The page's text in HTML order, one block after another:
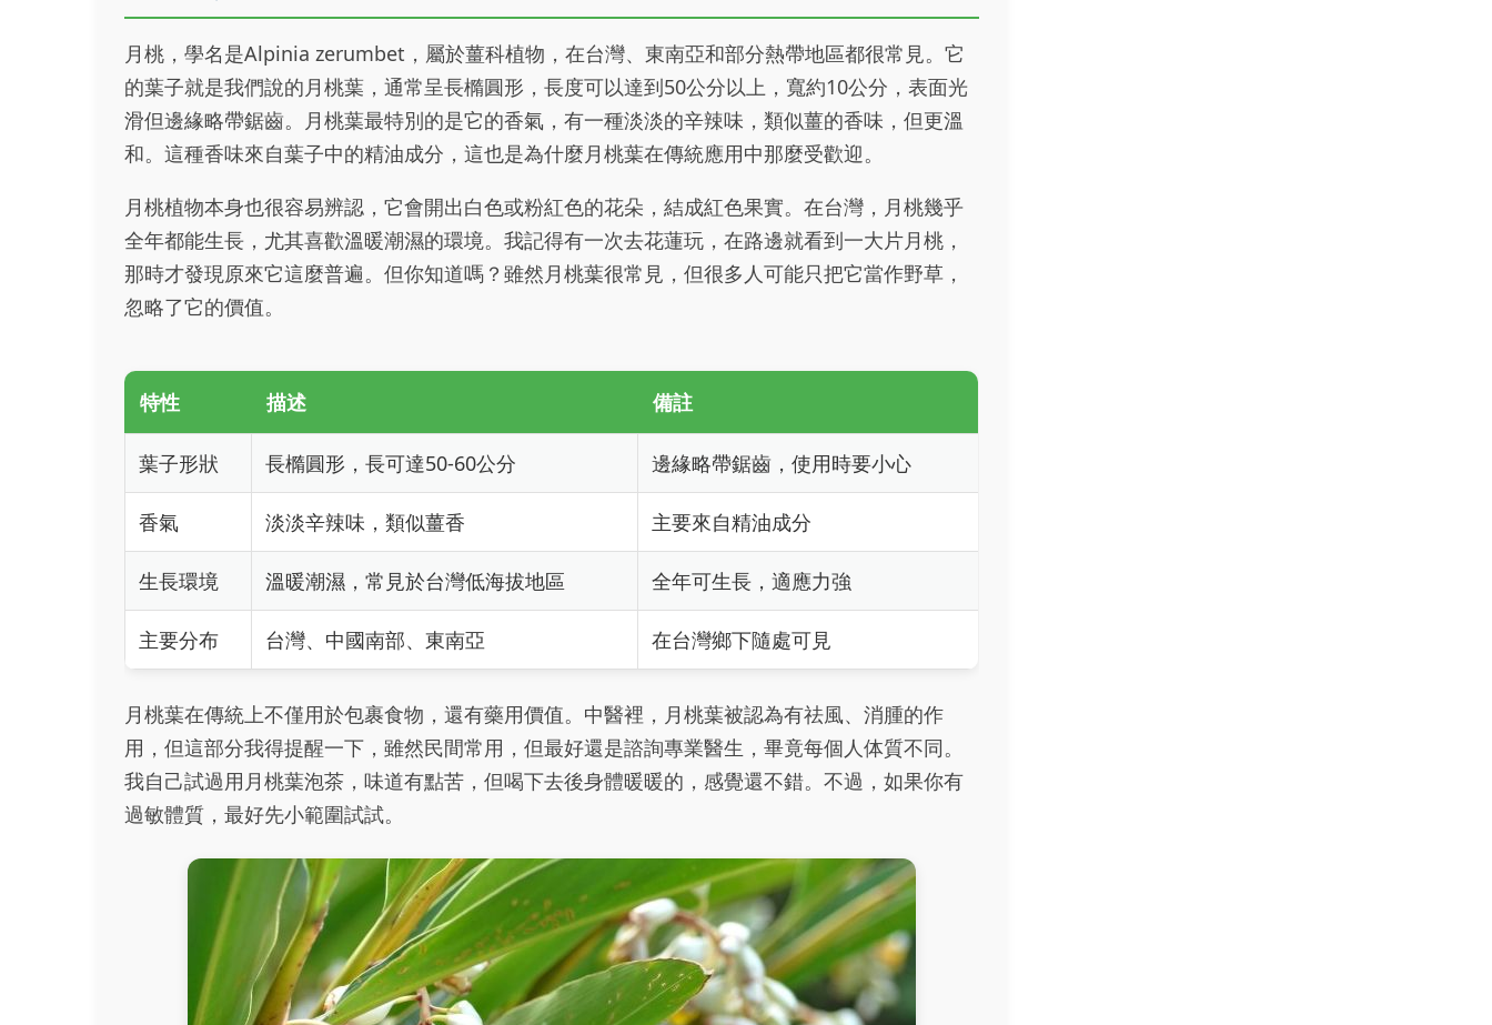
月桃，學名是Alpinia zerumbet，屬於薑科植物，在台灣、東南亞和部分熱帶地區都很常見。它
的葉子就是我們說的月桃葉，通常呈長橢圓形，長度可以達到50公分以上，寬約10公分，表面光
滑但邊緣略帶鋸齒。月桃葉最特別的是它的香氣，有一種淡淡的辛辣味，類似薑的香味，但更溫
和。這種香味來自葉子中的精油成分，這也是為什麼月桃葉在傳統應用中那麼受歡迎。
月桃植物本身也很容易辨認，它會開出白色或粉紅色的花朵，結成紅色果實。在台灣，月桃幾乎
全年都能生長，尤其喜歡溫暖潮濕的環境。我記得有一次去花蓮玩，在路邊就看到一大片月桃，
那時才發現原來它這麼普遍。但你知道嗎？雖然月桃葉很常見，但很多人可能只把它當作野草，
忽略了它的價值。
特性 描述 備註
葉子形狀 長橢圓形，長可達50-60公分 邊緣略帶鋸齒，使用時要小心
香氣 淡淡辛辣味，類似薑香 主要來自精油成分
生長環境 溫暖潮濕，常見於台灣低海拔地區 全年可生長，適應力強
主要分布 台灣、中國南部、東南亞 在台灣鄉下隨處可見
月桃葉在傳統上不僅用於包裹食物，還有藥用價值。中醫裡，月桃葉被認為有祛風、消腫的作
用，但這部分我得提醒一下，雖然民間常用，但最好還是諮詢專業醫生，畢竟每個人体質不同。
我自己試過用月桃葉泡茶，味道有點苦，但喝下去後身體暖暖的，感覺還不錯。不過，如果你有
過敏體質，最好先小範圍試試。